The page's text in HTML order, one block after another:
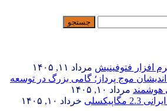
افزار فتوفینیش مرداد ۱۱, ۱۴۰۵
موج پرداز؛ گامی بزرگ در توسعه
هوشمند مرداد ۱۰, ۱۴۰۵
خرداد ۱۰, ۱۴۰۵